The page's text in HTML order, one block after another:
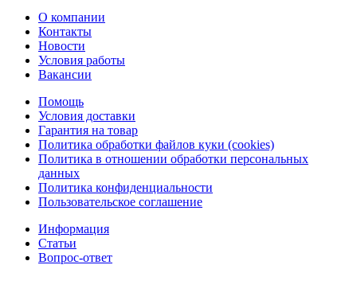
О компании
Контакты
Новости
Условия работы
Вакансии
Помощь
Условия доставки
Гарантия на товар
Политика обработки файлов куки (cookies)
Политика в отношении обработки персональных
данных
Политика конфиденциальности
Пользовательское соглашение
Информация
Статьи
Вопрос-ответ